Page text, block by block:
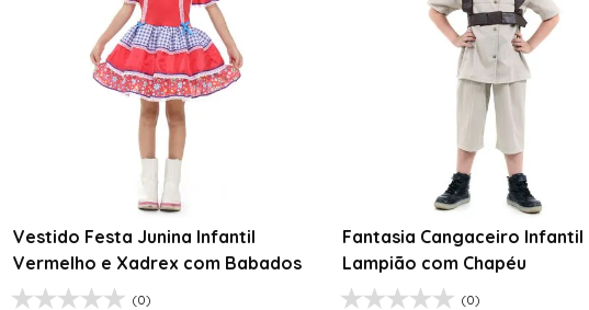
Vestido Festa Junina Infantil
Vermelho e Xadrex com Babados
(0)
Fantasia Cangaceiro Infantil
Lampião com Chapéu
(0)